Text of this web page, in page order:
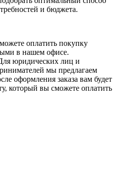
и бюджета.
оплатить покупку
в нашем офисе.
юридических лиц и
мы предлагаем
оформления заказа вам будет
который вы сможете оплатить